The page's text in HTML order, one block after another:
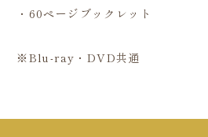
・60ページブックレット
※Blu-ray・DVD共通